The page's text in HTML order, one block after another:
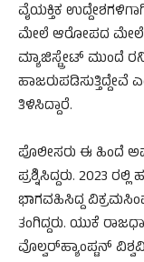
ವೈಯಕ್ತಿಕ
ಮೇಲೆ ಆರೋಪದ ಮೇಲೆ
ಮ್ಯಾಜಿಸ್ಟ್ರೇಟ್ ಮುಂದೆ
ಹಾಜರುಪಡಿಸುತ್ತಿದ್ದೇವೆ
ತಿಳಿಸಿದ್ದಾರೆ.
ಪೊಲೀಸರು ಈ ಹಿಂದೆ
ಪ್ರಶ್ನಿಸಿದ್ದರು. 2023
ಭಾಗವಹಿಸಿದ್ದ
ತಂಗಿದ್ದರು. ಯುಕೆ
ವೊಲ್ವರ್‌ಹ್ಯಾಂಪ್ಟನ್